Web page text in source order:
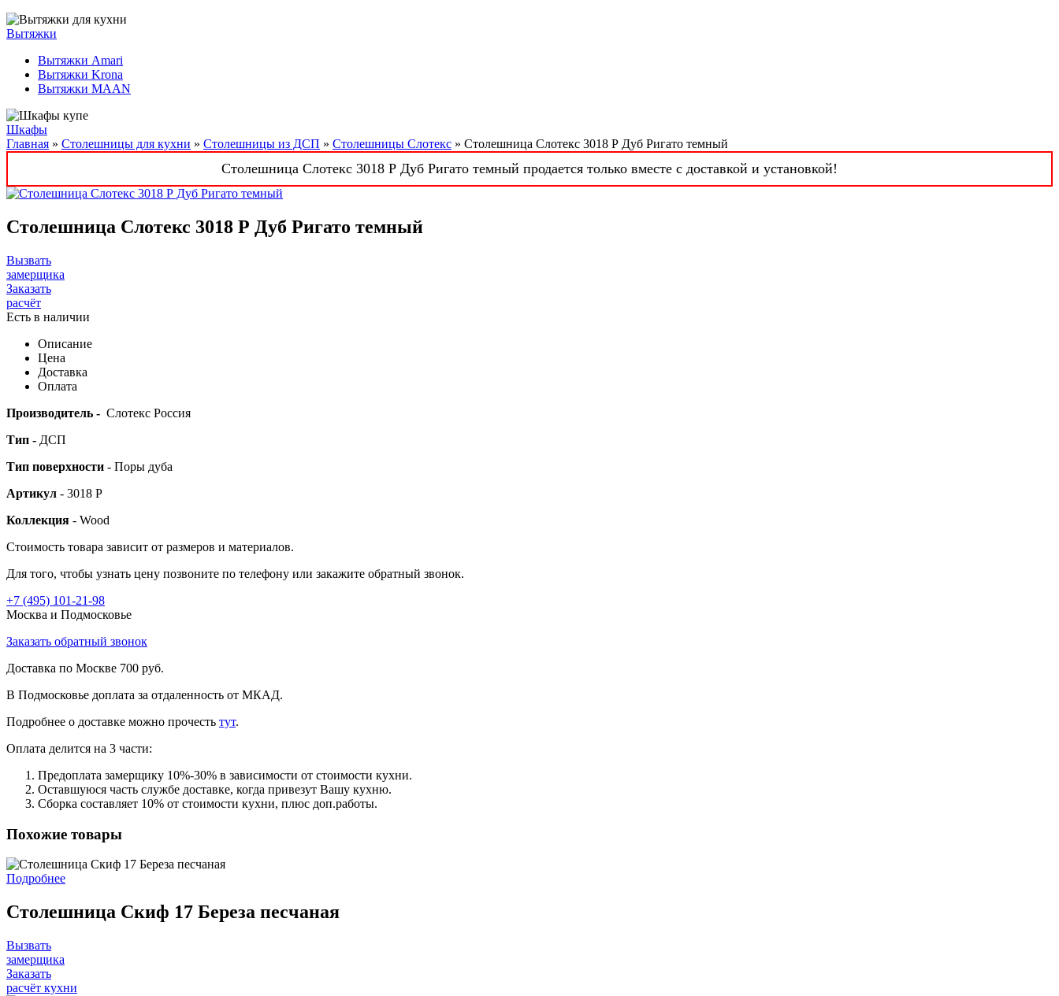
Вытяжки
Вытяжки Amari
Вытяжки Krona
Вытяжки MAAN
Шкафы
Главная » Столешницы для кухни » Столешницы из ДСП » Столешницы Слотекс » Столешница Слотекс 3018 Р Дуб Ригато темный
Столешница Слотекс 3018 Р Дуб Ригато темный продается только вместе с доставкой и установкой!
Столешница Слотекс 3018 Р Дуб Ригато темный
Вызвать
замерщика
Заказать
расчёт
Есть в наличии
Описание
Цена
Доставка
Оплата
Производитель - Слотекс Россия
Тип - ДСП
Тип поверхности - Поры дуба
Артикул - 3018 Р
Коллекция - Wood
Стоимость товара зависит от размеров и материалов.
Для того, чтобы узнать цену позвоните по телефону или закажите обратный звонок.
+7 (495) 101-21-98
Москва и Подмосковье
Заказать обратный звонок
Доставка по Москве 700 руб.
В Подмосковье доплата за отдаленность от МКАД.
Подробнее о доставке можно прочеcть тут.
Оплата делится на 3 части:
Предоплата замерщику 10%-30% в зависимости от стоимости кухни.
Оставшуюся часть службе доставке, когда привезут Вашу кухню.
Сборка составляет 10% от стоимости кухни, плюс доп.работы.
Похожие товары
Подробнее
Столешница Скиф 17 Береза песчаная
Вызвать
замерщика
Заказать
расчёт кухни